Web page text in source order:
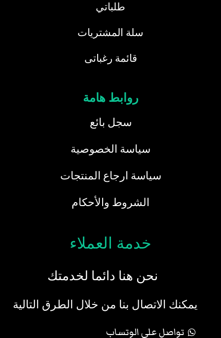
طلباتي
سلة المشتريات
قائمة رغباتى
روابط هامة
سجل بائع
سياسة الخصوصية
سياسة ارجاع المنتجات
الشروط والأحكام
خدمة العملاء
نحن هنا دائما لخدمتك
يمكنك الاتصال بنا من خلال الطرق التالية
تواصل علي الوتساب